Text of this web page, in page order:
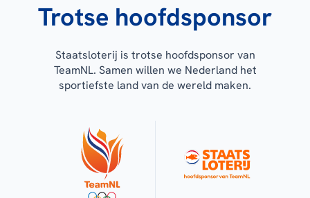
Trotse hoofdsponsor
Staatsloterij is trotse hoofdsponsor van
TeamNL. Samen willen we Nederland het
sportiefste land van de wereld maken.